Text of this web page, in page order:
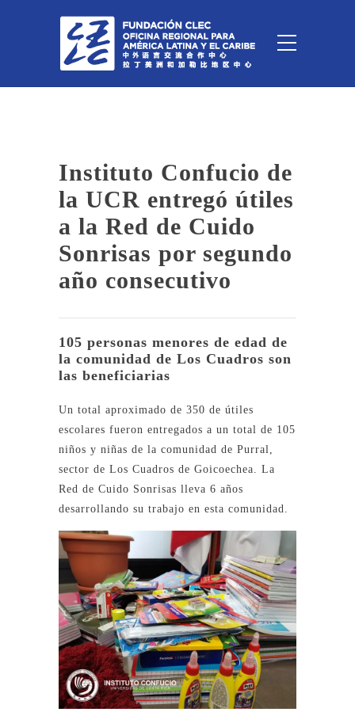
Instituto Confucio de
la UCR entregó útiles
a la Red de Cuido
Sonrisas por segundo
año consecutivo
105 personas menores de edad de
la comunidad de Los Cuadros son
las beneficiarias
Un total aproximado de 350 de útiles
escolares fueron entregados a un total de 105
niños y niñas de la comunidad de Purral,
sector de Los Cuadros de Goicoechea. La
Red de Cuido Sonrisas lleva 6 años
desarrollando su trabajo en esta comunidad.